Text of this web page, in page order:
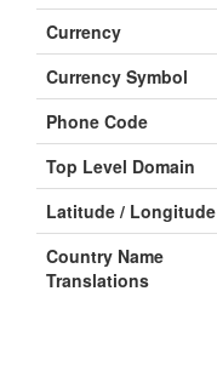
Currency
Currency Symbol
Phone Code
Top Level Domain
Latitude / Longitude
Country Name
Translations